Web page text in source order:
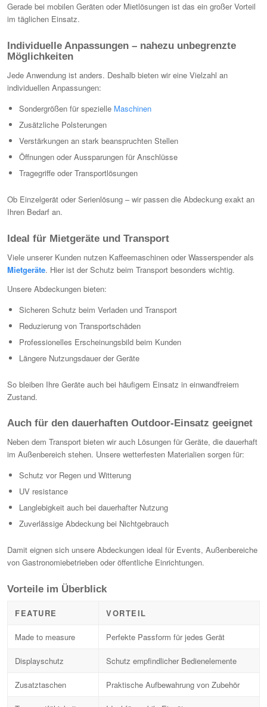
Gerade bei mobilen Geräten oder Mietlösungen ist das ein großer Vorteil
im täglichen Einsatz.
Individuelle Anpassungen – nahezu unbegrenzte
Möglichkeiten
Jede Anwendung ist anders. Deshalb bieten wir eine Vielzahl an
individuellen Anpassungen:
Sondergrößen für spezielle Maschinen
Zusätzliche Polsterungen
Verstärkungen an stark beanspruchten Stellen
Öffnungen oder Aussparungen für Anschlüsse
Tragegriffe oder Transportlösungen
Ob Einzelgerät oder Serienlösung – wir passen die Abdeckung exakt an
Ihren Bedarf an.
Ideal für Mietgeräte und Transport
Viele unserer Kunden nutzen Kaffeemaschinen oder Wasserspender als
Mietgeräte. Hier ist der Schutz beim Transport besonders wichtig.
Unsere Abdeckungen bieten:
Sicheren Schutz beim Verladen und Transport
Reduzierung von Transportschäden
Professionelles Erscheinungsbild beim Kunden
Längere Nutzungsdauer der Geräte
So bleiben Ihre Geräte auch bei häufigem Einsatz in einwandfreiem
Zustand.
Auch für den dauerhaften Outdoor-Einsatz geeignet
Neben dem Transport bieten wir auch Lösungen für Geräte, die dauerhaft
im Außenbereich stehen. Unsere wetterfesten Materialien sorgen für:
Schutz vor Regen und Witterung
UV resistance
Langlebigkeit auch bei dauerhafter Nutzung
Zuverlässige Abdeckung bei Nichtgebrauch
Damit eignen sich unsere Abdeckungen ideal für Events, Außenbereiche
von Gastronomiebetrieben oder öffentliche Einrichtungen.
Vorteile im Überblick
FEATURE VORTEIL
Made to measure Perfekte Passform für jedes Gerät
Displayschutz Schutz empfindlicher Bedienelemente
Zusatztaschen Praktische Aufbewahrung von Zubehör